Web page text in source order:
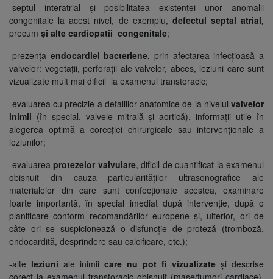
-septul interatrial și posibilitatea existenței unor anomalii
congenitale la acest nivel, de exemplu, defectul septal atrial,
precum și alte cardiopatii congenitale;
-prezența endocardiei bacteriene, prin afectarea infecțioasă a
valvelor: vegetații, perforații ale valvelor, abces, leziuni care sunt
vizualizate mult mai dificil la examenul transtoracic;
-evaluarea cu precizie a detaliilor anatomice de la nivelul valvelor
inimii (în special, valvele mitrală și aortică), informații utile în
alegerea optimă a corecției chirurgicale sau intervenționale a
leziunilor;
-evaluarea protezelor valvulare, dificil de cuantificat la examenul
obișnuit din cauza particularităților ultrasonografice ale
materialelor din care sunt confecționate acestea, examinare
foarte importantă, în special imediat după intervenție, după o
planificare conform recomandărilor europene și, ulterior, ori de
câte ori se suspicionează o disfuncție de proteză (tromboză,
endocardită, desprindere sau calcificare, etc.);
-alte leziuni ale inimii care nu pot fi vizualizate și descrise
corect la examenul transtoracic obișnuit (mase/tumori cardiace),